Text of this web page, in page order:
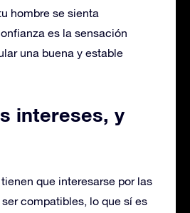
hombre se sienta
es la sensación
una buena y estable
intereses, y
que interesarse por las
compatibles, lo que sí es